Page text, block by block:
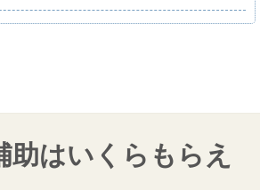
はいくらもらえ